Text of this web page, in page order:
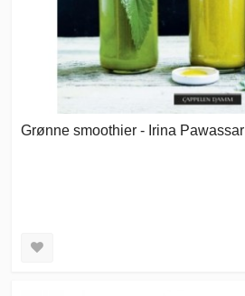
Grønne smoothier - Irina Pawassar